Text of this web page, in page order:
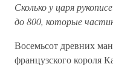
Сколько у царя
до 800, которые
Восемьсот древних
французского короля